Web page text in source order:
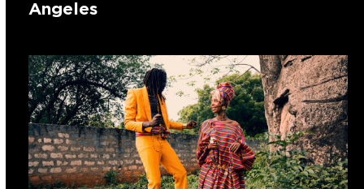
Angeles